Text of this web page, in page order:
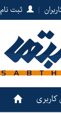
| ثبت نام
کاربری